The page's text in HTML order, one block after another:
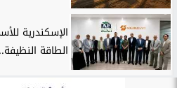
الإسكندرية
الطاقة